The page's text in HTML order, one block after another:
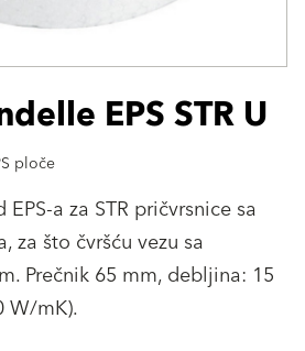
EPS STR U
ploče
a za STR pričvrsnice sa
za što čvršću vezu sa
Prečnik 65 mm, debljina: 15
W/mK).